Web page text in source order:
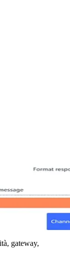
gateway,